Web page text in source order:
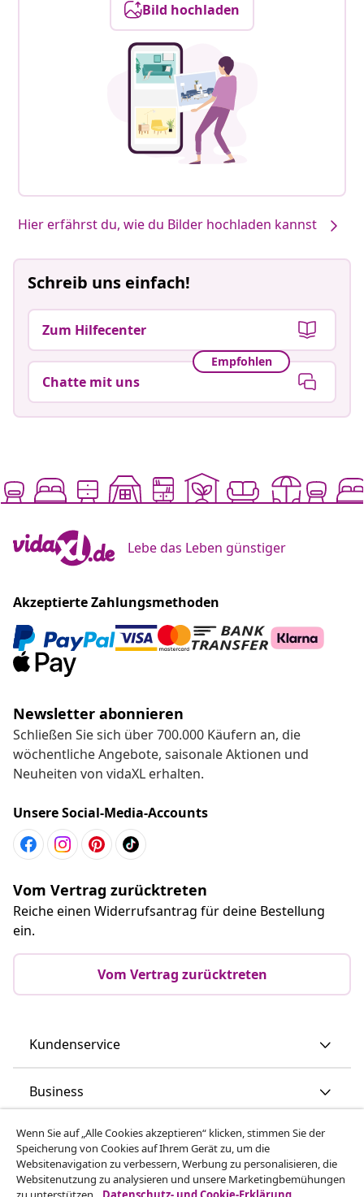
Bild hochladen
Hier erfährst du, wie du Bilder hochladen kannst
Schreib uns einfach!
Zum Hilfecenter
Empfohlen
Chatte mit uns
Lebe das Leben günstiger
Akzeptierte Zahlungsmethoden
Newsletter abonnieren
Schließen Sie sich über 700.000 Käufern an, die
wöchentliche Angebote, saisonale Aktionen und
Neuheiten von vidaXL erhalten.
Unsere Social-Media-Accounts
Vom Vertrag zurücktreten
Reiche einen Widerrufsantrag für deine Bestellung
ein.
Vom Vertrag zurücktreten
Kundenservice
Business
vidaXL
Mehr entdecken
Wenn Sie auf „Alle Cookies akzeptieren“ klicken, stimmen Sie der
Speicherung von Cookies auf Ihrem Gerät zu, um die
Websitenavigation zu verbessern, Werbung zu personalisieren, die
Websitenutzung zu analysieren und unsere Marketingbemühungen